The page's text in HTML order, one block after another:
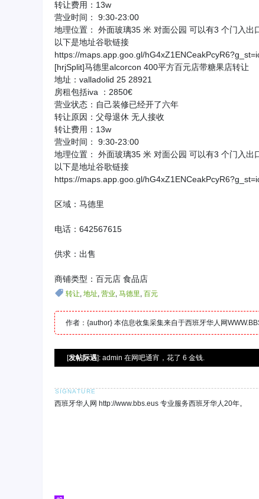
转让费用：13w
营业时间： 9:30-23:00
地理位置： 外面玻璃35 米 对面公园 可以有3 个门入出
以下是地址谷歌链接
https://maps.app.goo.gl/
[hrjSplit]马德里alcorcon 400平方百元店带糖果店转让
地址：valladolid 25 28921
房租包括iva ：2850€
营业状态：自己装修已经开了六年
转让原因：父母退休 无人接收
转让费用：13w
营业时间： 9:30-23:00
地理位置： 外面玻璃35 米 对面公园 可以有3 个门入出
以下是地址谷歌链接
https://maps.app.goo.gl/
区域：马德里
电话：642567615
供求：出售
商铺类型：百元店 食品店
转让, 地址, 营业, 马德里, 百元
作者：{author} 本信息收集采集来自于西班牙华人网
[发帖际遇]: admin 在网吧通宵，花了 6 金钱.
西班牙华人网 http://www.bbs.eus 专业服务西班牙华人20年。